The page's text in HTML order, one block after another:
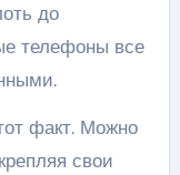
до
телефоны все
факт. Можно
свои